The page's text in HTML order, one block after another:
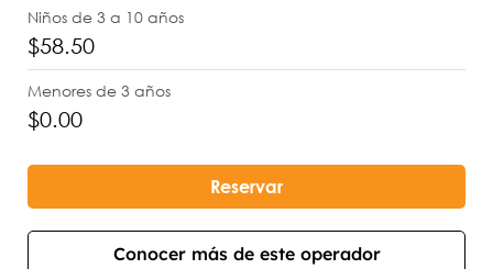
Niños de 3 a 10 años
$58.50
Menores de 3 años
$0.00
Reservar
Conocer más de este operador